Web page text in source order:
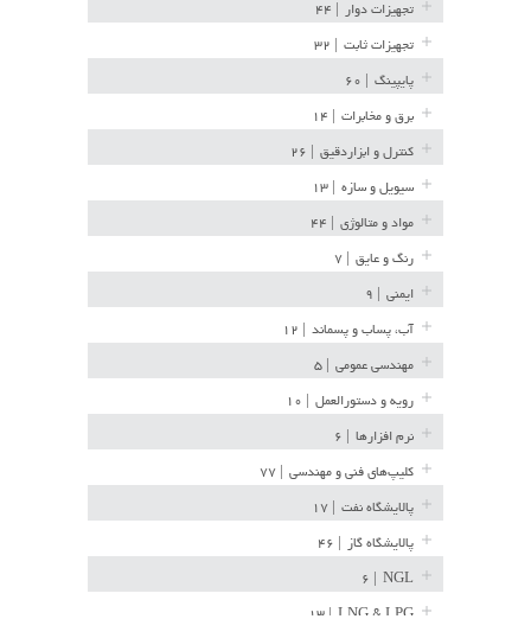
تجهیزات دوار
تجهیزات ثابت
پایپینگ
برق و مخابرات
کنترل و ابزاردقیق
سیویل و سازه
مواد و متالوژی
رنگ و عایق
ایمنی
آب، پساب و پسماند
مهندسی عمومی
رویه و دستورالعمل
نرم افزارها
کلیپ‌های فنی و مهندسی
پالایشگاه نفت
پالایشگاه گاز
NGL
LNG & LPG | ۱۳